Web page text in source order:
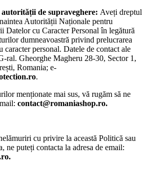
de supraveghere: Aveți dreptul
Autorității Naționale pentru
Datelor cu Caracter Personal în legătură
dumneavoastră privind prelucrarea
caracter personal. Datele de contact ale
ral. Gheorghe Magheru 28-30, Sector 1,
Romania; e-
.
menționate mai sus, vă rugăm să ne
contact@romaniashop.ro.
cu privire la această Politică sau
ne puteți contacta la adresa de email: